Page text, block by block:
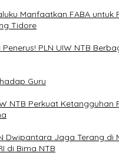
Manfaatkan FABA untuk
Tidore
Penerus! PLN UIW NTB
Guru
NTB Perkuat Ketangguhan
Dwipantara Jaga Terang di
di Bima NTB